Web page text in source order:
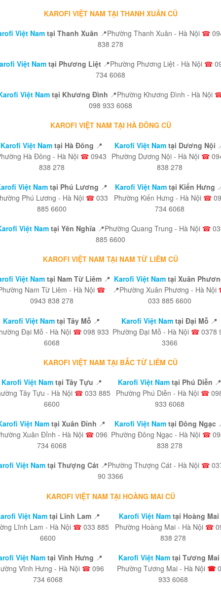
KAROFI VIỆT NAM TẠI THANH XUÂN CŨ
Việt Nam tại Thanh Xuân 📍Phường Thanh Xuân - Hà Nội ☎
838 278
Việt Nam tại Phương Liệt 📍Phường Phương Liệt - Hà Nội ☎
734 6068
Việt Nam tại Khương Đình 📍Phường Khương Đình - Hà Nội
098 933 6068
KAROFI VIỆT NAM TẠI HÀ ĐÔNG CŨ
Karofi Việt Nam tại Hà Đông 📍
Hà Đông - Hà Nội ☎ 0943
838 278
Karofi Việt Nam tại Dương Nội
Phường Dương Nội - Hà Nội ☎
838 278
Việt Namtại Phú Lương 📍
Phú Lương - Hà Nội ☎ 033
885 6600
Karofi Việt Nam tại Kiến Hưng
Phường Kiến Hưng - Hà Nội ☎
734 6068
Việt Namtại Yên Nghĩa 📍Phường Quang Trung - Hà Nội ☎
885 6600
KAROFI VIỆT NAM TẠI NAM TỪ LIÊM CŨ
Việt Namtại Nam Từ Liêm 📍
Nam Từ Liêm - Hà Nội ☎
0943 838 278
Karofi Việt Nam tại Xuân
📍Phường Xuân Phương - Hà Nội
033 885 6600
Karofi Việt Nam tại Tây Mỗ 📍
Đại Mỗ - Hà Nội ☎098 933
6068
Karofi Việt Nam tại Đại Mỗ 📍
Phường Đại Mỗ - Hà Nội ☎0378
3366
KAROFI VIỆT NAM TẠI BẮC TỪ LIÊM CŨ
Karofi Việt Namtại Tây Tựu 📍
Tây Tựu - Hà Nội ☎ 033 885
6600
Karofi Việt Namtại Phú Diễn 📍
Phường Phú Diễn - Hà Nội ☎
933 6068
Việt Nam tại Xuân Đỉnh 📍
Xuân Đỉnh - Hà Nội ☎096
734 6068
Karofi Việt Namtại Đông Ngạc
Phường Đông Ngạc - Hà Nội ☎
838 278
Việt Nam tại Thượng Cát 📍Phường Thượng Cát - Hà Nội ☎
90 3366
KAROFI VIỆT NAM TẠI HOÀNG MAI CŨ
Việt Nam tại Lĩnh Lam 📍
Lĩnh Lam - Hà Nội ☎033 885
6600
Karofi Việt Namtại Hoàng Mai
Phường Hoàng Mai - Hà Nội ☎
838 278
Việt Namtại Vĩnh Hưng 📍
Vĩnh Hưng - Hà Nội ☎096
734 6068
Karofi Việt Namtại Tương Mai
Phường Tương Mai - Hà Nội ☎
933 6068